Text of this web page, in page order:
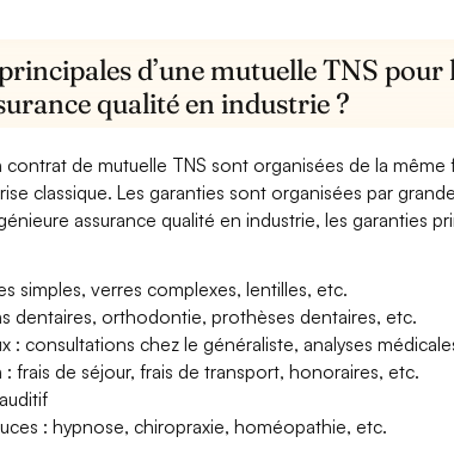
d’une mutuelle TNS
qualité en industrie ?
contrat de mutuelle TNS sont organisées de la
classique. Les garanties sont organisées par
assurance qualité en industrie, les garanties
simples, verres complexes, lentilles, etc.
dentaires, orthodontie, prothèses dentaires, etc.
: consultations chez le généraliste, analyses
: frais de séjour, frais de transport, honoraires, etc.
: hypnose, chiropraxie, homéopathie, etc.